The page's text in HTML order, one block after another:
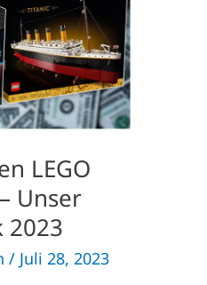
LEGO
Unser
2023
/ Juli 28, 2023